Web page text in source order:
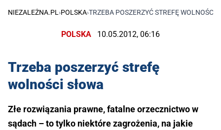
NIEZALEŻNA.PL ›POLSKA›TRZEBA POSZERZYĆ STREFĘ WOLNOŚCI
POLSKA 10.05.2012, 06:16
Trzeba poszerzyć strefę
wolności słowa
Złe rozwiązania prawne, fatalne orzecznictwo w
sądach – to tylko niektóre zagrożenia, na jakie